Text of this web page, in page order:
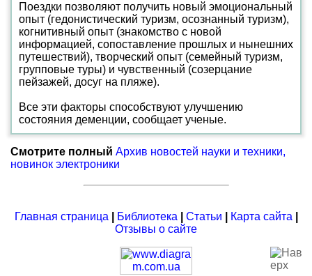
Поездки позволяют получить новый эмоциональный
опыт (гедонистический туризм, осознанный туризм),
когнитивный опыт (знакомство с новой
информацией, сопоставление прошлых и нынешних
путешествий), творческий опыт (семейный туризм,
групповые туры) и чувственный (созерцание
пейзажей, досуг на пляже).
Все эти факторы способствуют улучшению
состояния деменции, сообщает ученые.
Смотрите полный Архив новостей науки и техники,
новинок электроники
Главная страница Библиотека Статьи Карта сайта
Отзывы о сайте